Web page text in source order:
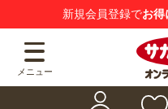
新規会員登録でお得
メニュー